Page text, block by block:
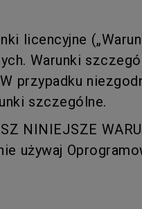
licencyjne
Warunki
przypadku
szczególne.
NINIEJSZE
używaj